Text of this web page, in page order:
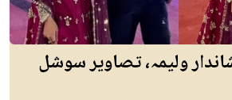
ولیمہ، تصاویر سوشل